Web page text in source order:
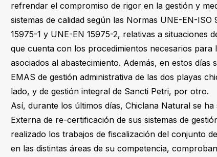
refrendar el compromiso de rigor en la gestión y
sistemas de calidad según las Normas UNE-EN-ISO
15975-1 y UNE-EN 15975-2, relativas a situaciones
que cuenta con los procedimientos necesarios para
asociados al abastecimiento. Además, en estos
EMAS de gestión administrativa de las dos playas
lado, y de gestión integral de Sancti Petri, por otro.
Así, durante los últimos días, Chiclana Natural se
Externa de re-certificación de sus sistemas de
realizado los trabajos de fiscalización del conjunto
en las distintas áreas de su competencia,